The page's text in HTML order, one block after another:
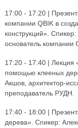
17:00 - 17:20 |
компании QBIK в
конструкций».
основатель компании
17:20 - 17:40 | Лекция
помощью клееных
Акшов, архитектор-
преподаватель РУДН.
17:40 - 18:00 |
дерева». Спикер: